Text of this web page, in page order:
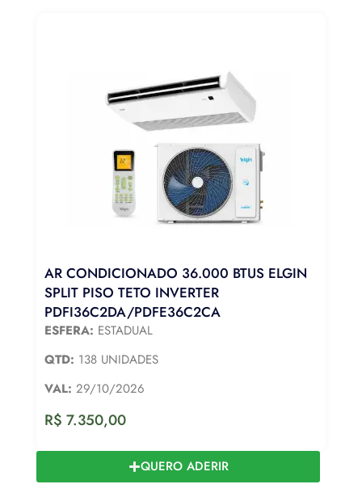
AR CONDICIONADO 36.000 BTUS ELGIN
SPLIT PISO TETO INVERTER
PDFI36C2DA/PDFE36C2CA
ESFERA: ESTADUAL
QTD: 138 UNIDADES
VAL: 29/10/2026
R$ 7.350,00
QUERO ADERIR